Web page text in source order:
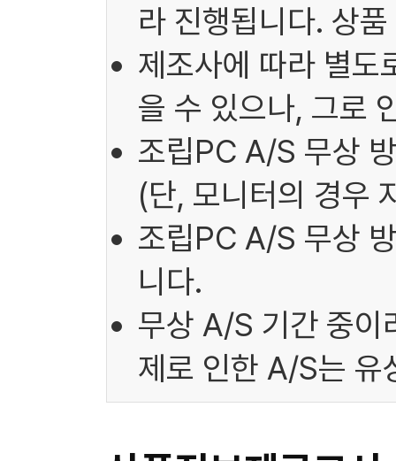
라 진행됩니다. 상
제조사에 따라 별
을 수 있으나, 그로
조립PC A/S 무상
(단, 모니터의 경우
조립PC A/S 무상
니다.
무상 A/S 기간 중이
제로 인한 A/S는 유